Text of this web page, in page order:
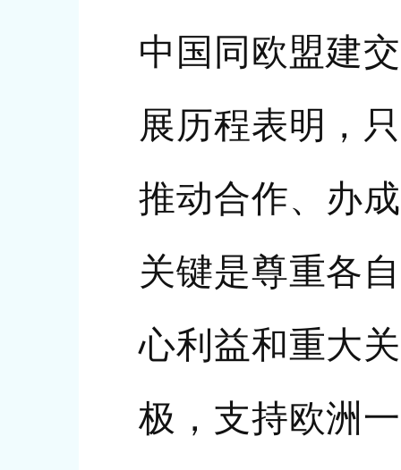
中国同欧盟建
展历程表明，
推动合作、办
关键是尊重各
心利益和重大
极，支持欧洲